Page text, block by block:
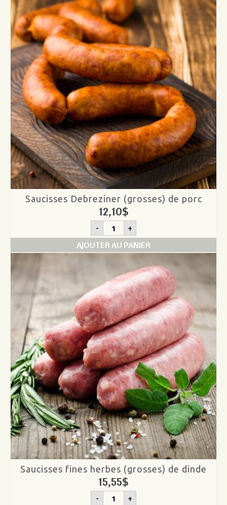
Saucisses Debreziner (grosses) de porc
12,10$
- quantité
de
Saucisses
Debreziner
(grosses)
porc
+
AJOUTER AU PANIER
Saucisses fines herbes (grosses) de dinde
15,55$
- quantité
+